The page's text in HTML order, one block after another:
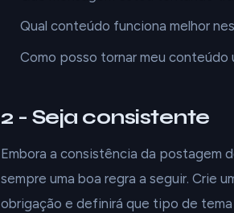
Qual conteúdo funciona melhor
Como posso tornar meu conteúdo
2 - Seja consistente
Embora a consistência da postagem
sempre uma boa regra a seguir. Crie
obrigação e definirá que tipo de